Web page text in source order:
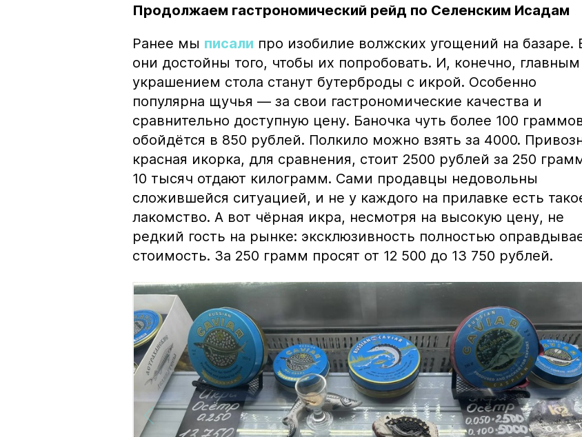
Продолжаем гастрономический рейд по Селенским Исадам
Ранее мы писали про изобилие волжских угощений на базаре.
они достойны того, чтобы их попробовать. И, конечно, главным
украшением стола станут бутерброды с икрой. Особенно
популярна щучья — за свои гастрономические качества и
сравнительно доступную цену. Баночка чуть более 100
обойдётся в 850 рублей. Полкило можно взять за 4000.
красная икорка, для сравнения, стоит 2500 рублей за 250
10 тысяч отдают килограмм. Сами продавцы недовольны
сложившейся ситуацией, и не у каждого на прилавке есть
лакомство. А вот чёрная икра, несмотря на высокую цену, не
редкий гость на рынке: эксклюзивность полностью
стоимость. За 250 грамм просят от 12 500 до 13 750 рублей.